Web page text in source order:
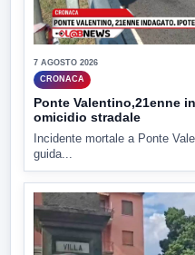
7 AGOSTO 2026
CRONACA
Ponte Valentino,21enne
omicidio stradale
Incidente mortale a Ponte
guida...